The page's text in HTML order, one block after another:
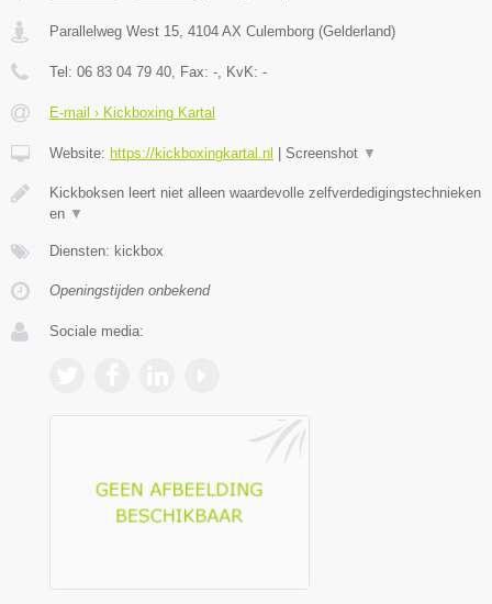
Parallelweg West 15, 4104 AX Culemborg (Gelderland)
Tel: 06 83 04 79 40, Fax: -, KvK: -
E-mail › Kickboxing Kartal
Website: https://kickboxingkartal.nl Screenshot ▼
Kickboksen leert niet alleen waardevolle zelfverdedigingstechnieken
en ▼
Diensten: kickbox
Openingstijden onbekend
Sociale media: